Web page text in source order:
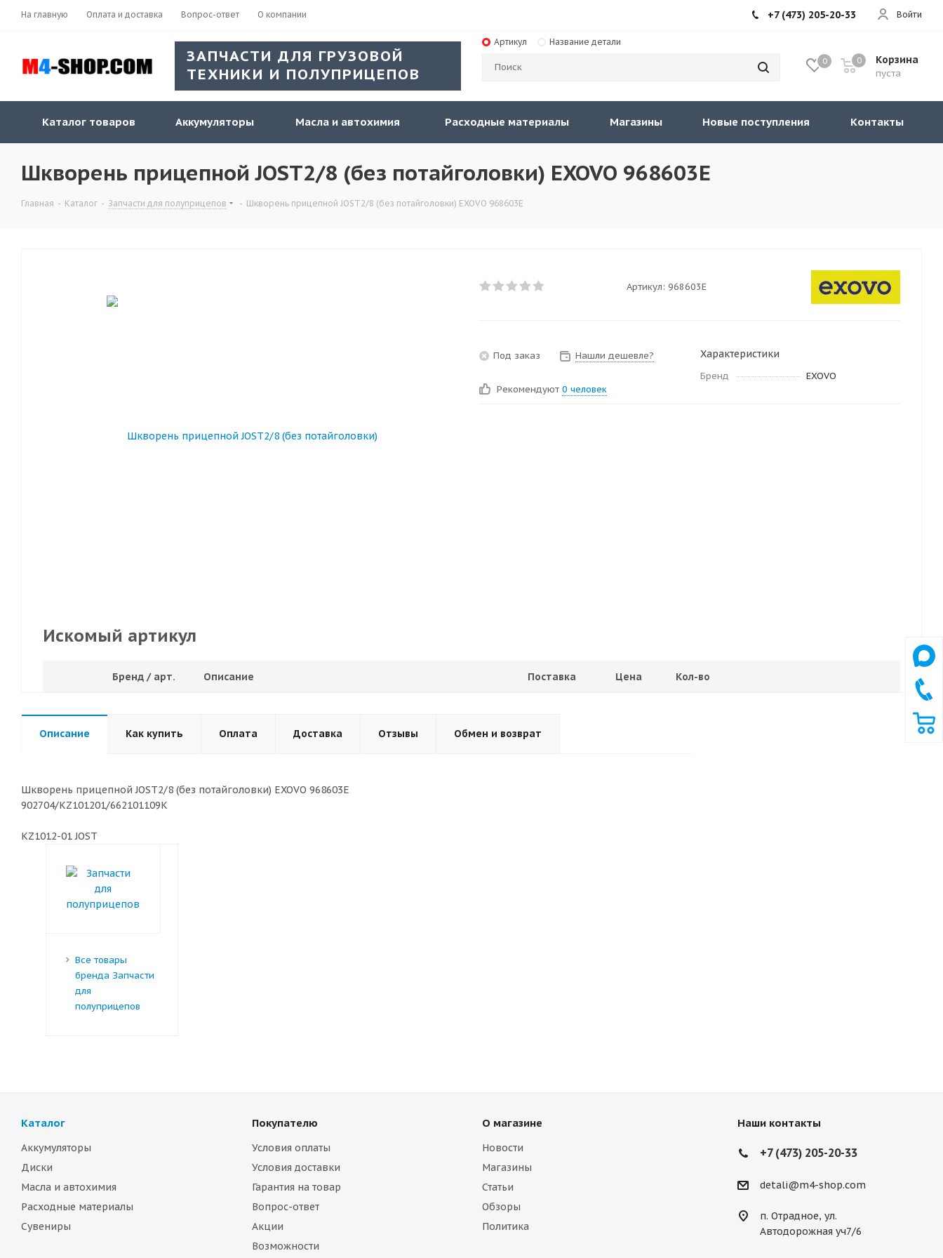
На главную Оплата и доставка Вопрос-ответ О компании Войти
+7 (473) 205-20-33
ЗАПЧАСТИ ДЛЯ ГРУЗОВОЙ
ТЕХНИКИ И ПОЛУПРИЦЕПОВ
Артикул Название детали
0 Корзина
пуста
0
Каталог товаров Аккумуляторы Масла и автохимия Расходные материалы Магазины Новые поступления Контакты
Шкворень прицепной JOST2/8 (без потайголовки) EXOVO 968603E
Главная - Каталог - Запчасти для полуприцепов - Шкворень прицепной JOST2/8 (без потайголовки) EXOVO 968603E
Артикул: 968603E
Под заказ Нашли дешевле?
Рекомендуют 0 человек
Характеристики
Бренд EXOVO
Искомый артикул
Бренд / арт. Описание Поставка Цена Кол-во
Описание Как купить Оплата Доставка Отзывы Обмен и возврат
Шкворень прицепной JOST2/8 (без потайголовки) EXOVO 968603E
902704/KZ101201/662101109K
KZ1012-01 JOST
Все товары
бренда Запчасти
для
полуприцепов
Каталог
Аккумуляторы
Диски
Масла и автохимия
Расходные материалы
Сувениры
Покупателю
Условия оплаты
Условия доставки
Гарантия на товар
Вопрос-ответ
Акции
Возможности
О магазине
Новости
Магазины
Статьи
Обзоры
Политика
Наши контакты
+7 (473) 205-20-33
detali@m4-shop.com
п. Отрадное, ул.
Автодорожная уч7/6